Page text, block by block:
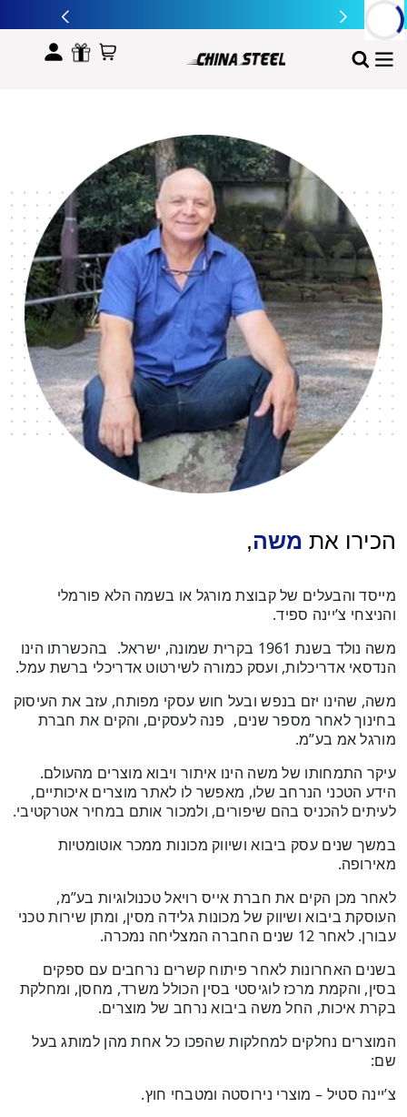
לתוכן
הכירו את משה,
מייסד והבעלים של קבוצת מורגל או בשמה הלא פורמלי
והניצחי צ’יינה ספיד.
משה נולד בשנת 1961 בקרית שמונה, ישראל. בהכשרתו הינו
הנדסאי אדריכלות, ועסק כמורה לשירטוט אדריכלי ברשת עמל.
משה, שהינו יזם בנפש ובעל חוש עסקי מפותח, עזב את העיסוק
בחינוך לאחר מספר שנים, פנה לעסקים, והקים את חברת
מורגל אמ בע”מ.
עיקר התמחותו של משה הינו איתור ויבוא מוצרים מהעולם.
הידע הטכני הנרחב שלו, מאפשר לו לאתר מוצרים איכותיים,
לעיתים להכניס בהם שיפורים, ולמכור אותם במחיר אטרקטיבי.
במשך שנים עסק ביבוא ושיווק מכונות ממכר אוטומטיות
מאירופה.
לאחר מכן הקים את חברת אייס רויאל טכנולוגיות בע”מ,
העוסקת ביבוא ושיווק של מכונות גלידה מסין, ומתן שירות טכני
עבורן. לאחר 12 שנים החברה המצליחה נמכרה.
בשנים האחרונות לאחר פיתוח קשרים נרחבים עם ספקים
בסין, והקמת מרכז לוגיסטי בסין הכולל משרד, מחסן, ומחלקת
בקרת איכות, החל משה ביבוא נרחב של מוצרים.
המוצרים נחלקים למחלקות שהפכו כל אחת מהן למותג בעל
שם:
צ’יינה סטיל – מוצרי נירוסטה ומטבחי חוץ.